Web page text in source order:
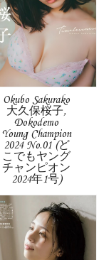
Okubo Sakurako
大久保桜子,
Dokodemo
Young Champion
2024 No.01 (ど
こでもヤング
チャンピオン
2024年1号)